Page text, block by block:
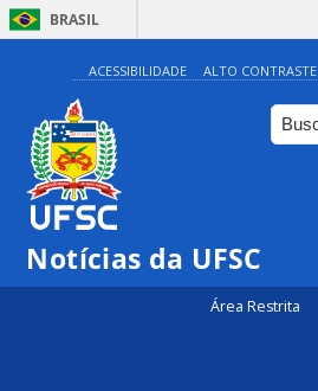
BRASIL
ACESSIBILIDADE ALTO CONTRASTE
Notícias da UFSC
Área Restrita